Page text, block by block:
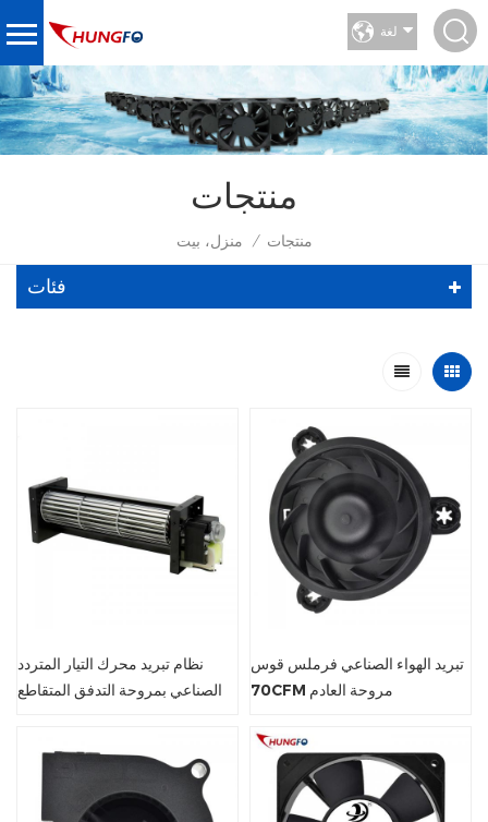
لغة
منتجات
منزل، بيت / منتجات
فئات
نظام تبريد محرك التيار المتردد
الصناعي بمروحة التدفق المتقاطع
تبريد الهواء الصناعي فرملس قوس
70CFM مروحة العادم